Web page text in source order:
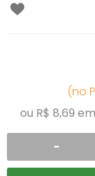
(no
ou R$ 8,69 em
-